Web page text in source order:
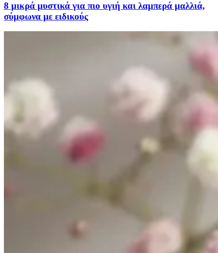
8 μικρά μυστικά για πιο υγιή και λαμπερά μαλλιά,
σύμφωνα με ειδικούς